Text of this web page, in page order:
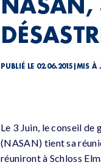
PUBLIÉ LE 02.06.2015 MIS À
Le 3 Juin, le conseil
(NASAN) tient sa
réuniront à Schloss